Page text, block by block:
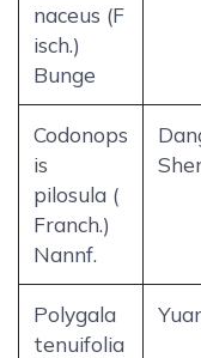
naceus (F
isch.)
Bunge
Codonops
is
pilosula (
Franch.)
Nannf.
Polygala
tenuifolia